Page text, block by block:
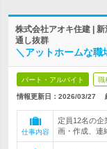
株式会社アオキ住建 |
通し抜群
＼アットホームな
パート・アルバイト 職
情報更新日：2026/03/27
仕事内容
定員12名の企
画・作成、連